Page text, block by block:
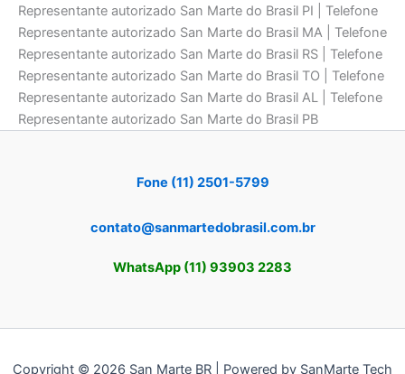
Representante autorizado San Marte do Brasil PI | Telefone
Representante autorizado San Marte do Brasil MA | Telefone
Representante autorizado San Marte do Brasil RS | Telefone
Representante autorizado San Marte do Brasil TO | Telefone
Representante autorizado San Marte do Brasil AL | Telefone
Representante autorizado San Marte do Brasil PB
Fone (11) 2501-5799
contato@sanmartedobrasil.com.br
WhatsApp (11) 93903 2283
Copyright © 2026 San Marte BR | Powered by SanMarte Tech